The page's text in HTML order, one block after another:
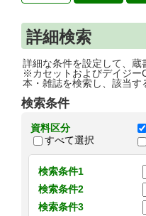
詳細検索
詳細な条件を設定して、蔵
※カセットおよびデイジー
本・雑誌を検索し、該当
検索条件
資料区分
すべて選択
検索条件1
検索条件2
検索条件3